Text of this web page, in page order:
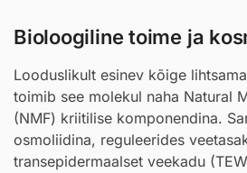
Bioloogiline toime ja
Looduslikult esinev kõige
toimib see molekul naha Natural
(NMF) kriitilise komponendina.
osmoliidina, reguleerides
transepidermaalset veekadu